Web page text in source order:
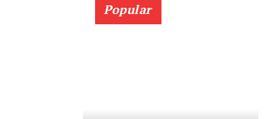
Popular